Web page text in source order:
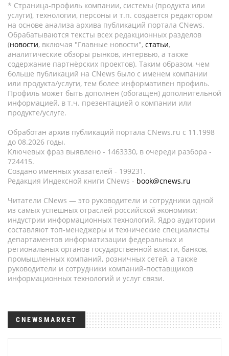
* Страница-профиль компании, системы (продукта или
услуги), технологии, персоны и т.п. создается редактором
на основе анализа архива публикаций портала CNews.
Обрабатываются тексты всех редакционных разделов
(новости, включая "Главные новости", статьи,
аналитические обзоры рынков, интервью, а также
содержание партнёрских проектов). Таким образом, чем
больше публикаций на CNews было с именем компании
или продукта/услуги, тем более информативен профиль.
Профиль может быть дополнен (обогащен) дополнительной
информацией, в т.ч. презентацией о компании или
продукте/услуге.
Обработан архив публикаций портала CNews.ru c 11.1998
до 08.2026 годы.
Ключевых фраз выявлено - 1463330, в очереди разбора -
724415.
Создано именных указателей - 199231.
Редакция Индексной книги CNews - book@cnews.ru
Читатели CNews — это руководители и сотрудники одной
из самых успешных отраслей российской экономики:
индустрии информационных технологий. Ядро аудитории
составляют топ-менеджеры и технические специалисты
департаментов информатизации федеральных и
региональных органов государственной власти, банков,
промышленных компаний, розничных сетей, а также
руководители и сотрудники компаний-поставщиков
информационных технологий и услуг связи.
CNEWSMARKET